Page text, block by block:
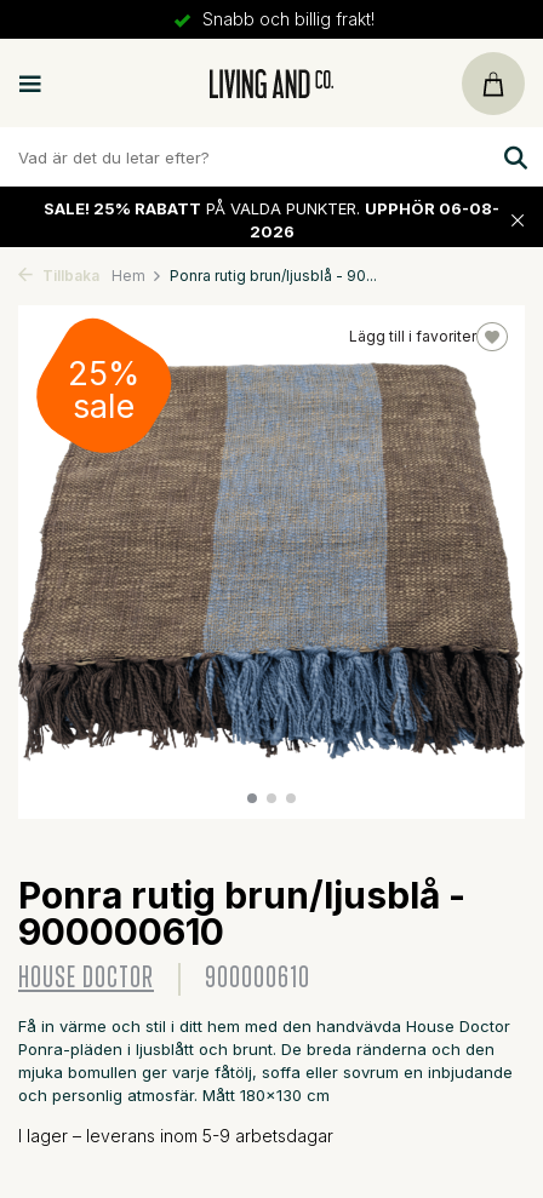
Snabb och billig frakt!
SALE! 25% RABATT PÅ VALDA PUNKTER. UPPHÖR 06-08-
2026
Tillbaka Hem Ponra rutig brun/ljusblå - 90...
Lägg till i favoriter
25%
sale
Ponra rutig brun/ljusblå -
900000610
HOUSE DOCTOR 900000610
Få in värme och stil i ditt hem med den handvävda House Doctor
Ponra-pläden i ljusblått och brunt. De breda ränderna och den
mjuka bomullen ger varje fåtölj, soffa eller sovrum en inbjudande
och personlig atmosfär. Mått 180x130 cm
I lager – leverans inom 5-9 arbetsdagar